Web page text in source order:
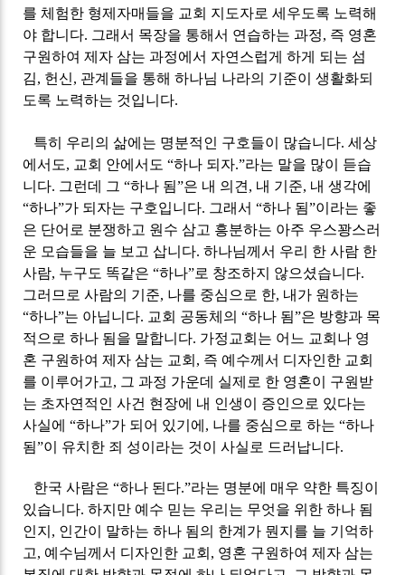
를 체험한 형제자매들을 교회 지도자로 세우도록 노력해
야 합니다. 그래서 목장을 통해서 연습하는 과정, 즉 영혼
구원하여 제자 삼는 과정에서 자연스럽게 하게 되는 섬
김, 헌신, 관계들을 통해 하나님 나라의 기준이 생활화되
도록 노력하는 것입니다.
특히 우리의 삶에는 명분적인 구호들이 많습니다.세상
에서도, 교회 안에서도“하나 되자.”라는 말을 많이 듣습
니다. 그런데 그“하나 됨”은 내 의견 , 내 기준, 내 생각에
“하나”가 되자는 구호입니다. 그래서“하나 됨”이라는 좋
은 단어로 분쟁하고 원수 삼고 흥분하는 아주 우스꽝스러
운 모습들을 늘 보고 삽니다.하나님께서 우리 한 사람 한
사람, 누구도 똑같은“하나”로 창조하지 않으셨습니다.
그러므로 사람의 기준, 나를 중심으로 한, 내가 원하는
“하나”는 아닙니다. 교회 공동체의“하나 됨”은 방향과 목
적으로 하나 됨을 말합니다. 가정교회는 어느 교회나 영
혼 구원하여 제자 삼는 교회 , 즉 예수께서 디자인한 교회
를 이루어가고, 그 과정 가운데 실제로 한 영혼이 구원받
는 초자연적인 사건 현장에 내 인생이 증인으로 있다는
사실에“하나”가 되어 있기에 , 나를 중심으로 하는“하나
됨”이 유치한 죄 성이라는 것이 사실로 드러납니다.
한국 사람은“하나 된다.”라는 명분에 매우 약한 특징이
있습니다.하지만 예수 믿는 우리는 무엇을 위한 하나 됨
인지 , 인간이 말하는 하나 됨의 한계가 뭔지를 늘 기억하
고, 예수님께서 디자인한 교회 , 영혼 구원하여 제자 삼는